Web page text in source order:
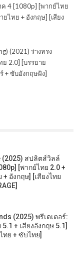
ค 4 [1080p] [พากย์ไทย
ยไทย + อังกฤษ] [เสียง
(2021) ร่างทรง
2.0] [บรรยาย
+ ซับอังกฤษฝัง]
(2025) สปลิตส์วิลล์
[พากย์ไทย 2.0 +
+ อังกฤษ] [เสียงไทย
(2025) พรีเดเตอร์:
+ เสียงอังกฤษ 5.1]
ทย + ซับไทย]